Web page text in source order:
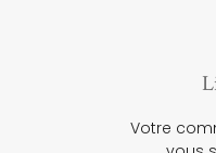
Votre